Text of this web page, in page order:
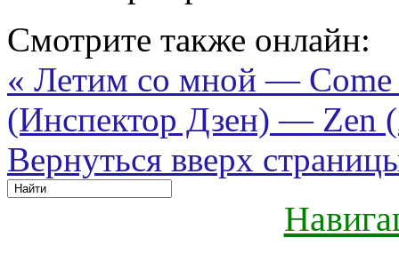
Смотрите также онлайн:
« Летим со мной —
(Инспектор Дзен) — Zen
Вернуться вверх